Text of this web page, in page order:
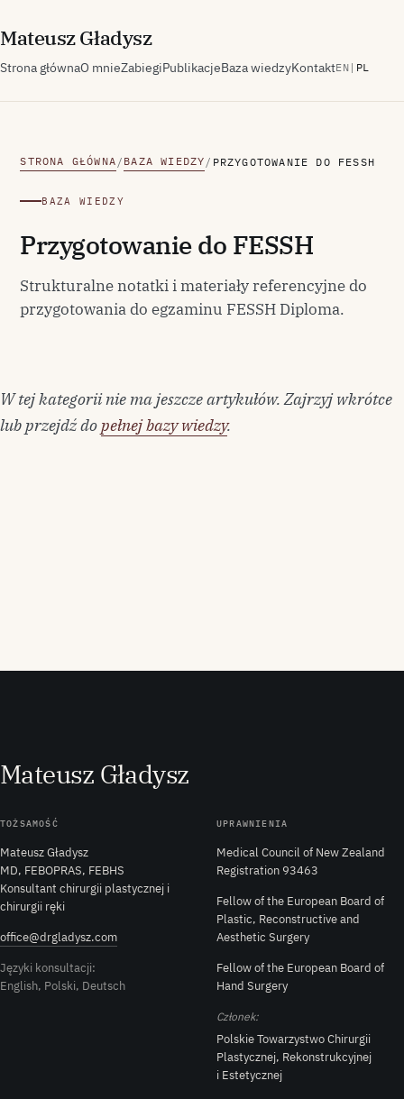
MateuszGładysz
Strona głównaO mnieZabiegiPublikacjeBaza wiedzyKontaktEN | PL
STRONA GŁÓWNA / BAZA WIEDZY / PRZYGOTOWANIE DO FESSH
BAZA WIEDZY
Przygotowanie do FESSH
Strukturalne notatki i materiały referencyjne do
przygotowania do egzaminu FESSH Diploma.
W tej kategorii nie ma jeszcze artykułów. Zajrzyj wkrótce
lub przejdź dopełnej bazy wiedzy.
Mateusz Gładysz
TOŻSAMOŚĆ
Mateusz Gładysz
MD, FEBOPRAS, FEBHS
Konsultant chirurgii plastycznej i
chirurgii ręki
office@drgladysz.com
Języki konsultacji:
English, Polski, Deutsch
UPRAWNIENIA
Medical Council of New Zealand
Registration 93463
Fellow of the European Board of
Plastic, Reconstructive and
Aesthetic Surgery
Fellow of the European Board of
Hand Surgery
Członek:
Polskie Towarzystwo Chirurgii
Plastycznej, Rekonstrukcyjnej
i Estetycznej